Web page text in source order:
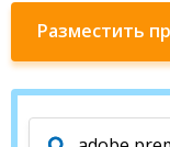
Разместить